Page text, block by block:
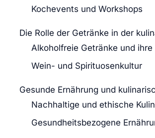
Kochevents und Workshops
Die Rolle der Getränke in der
Alkoholfreie Getränke und
Wein- und Spirituosenkultur
Gesunde Ernährung und
Nachhaltige und ethische
Gesundheitsbezogene